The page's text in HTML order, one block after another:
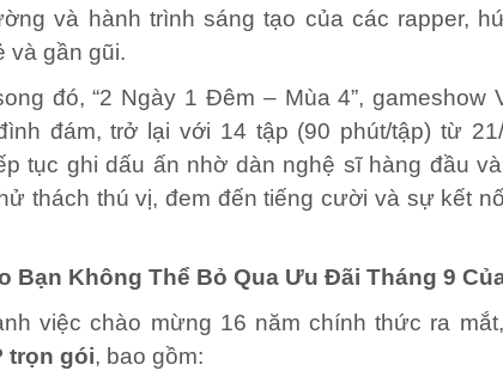
và hành trình sáng tạo của các rapper,
và gần gũi.
đó, “2 Ngày 1 Đêm – Mùa 4”, gameshow
đám, trở lại với 14 tập (90 phút/tập) từ
tục ghi dấu ấn nhờ dàn nghệ sĩ hàng đầu
thách thú vị, đem đến tiếng cười và sự kết
Bạn Không Thể Bỏ Qua Ưu Đãi Tháng 9
việc chào mừng 16 năm chính thức ra
trọn gói, bao gồm: